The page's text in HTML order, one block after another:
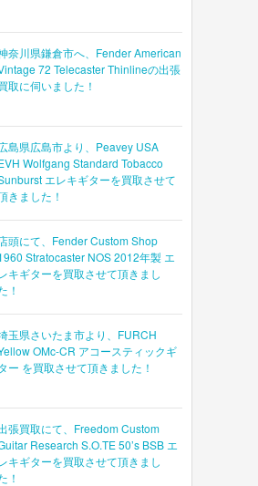
奈川県鎌倉市へ、Fender American
72 Telecaster Thinlineの出張
取に伺いました！
島県広島市より、Peavey USA
Wolfgang Standard Tobacco
エレキギターを買取させて
きました！
店頭にて、Fender Custom Shop
Stratocaster NOS 2012年製 エ
キギターを買取させて頂きまし
！
玉県さいたま市より、FURCH
OMc-CR アコースティックギ
ー を買取させて頂きました！
張買取にて、Freedom Custom
Research S.O.TE 50’s BSB エ
キギターを買取させて頂きまし
！